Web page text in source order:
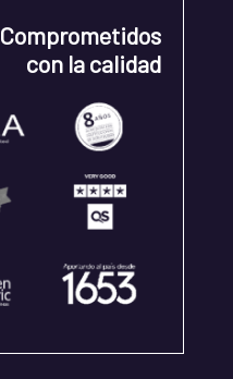
Comprometidos
con la calidad